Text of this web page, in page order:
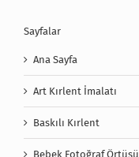
Sayfalar
Ana Sayfa
Art Kırlent İmalatı
Baskılı Kırlent
Bebek Fotoğraf Örtüsü